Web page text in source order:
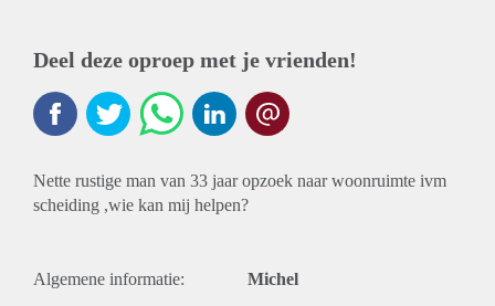
Deel deze oproep met je vrienden!
Nette rustige man van 33 jaar opzoek naar woonruimte ivm
scheiding ,wie kan mij helpen?
Algemene informatie: Michel